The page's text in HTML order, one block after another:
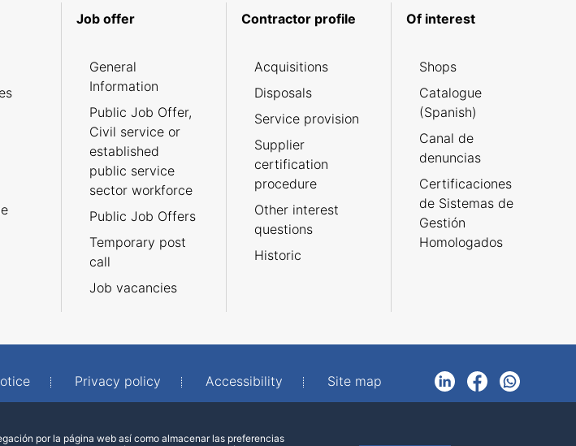
Job offer
General
Information
Public Job Offer,
Civil service or
established
public service
sector workforce
Public Job Offers
Temporary post
call
Job vacancies
Contractor profile
Acquisitions
Disposals
Service provision
Supplier
certification
procedure
Other interest
questions
Historic
Of interest
Shops
Catalogue
(Spanish)
Canal de
denuncias
Certificaciones
de Sistemas de
Gestión
Homologados
Privacy policy Accessibility Site map
LinkedInFacebookWhatsApp
por la página web así como almacenar las preferencias